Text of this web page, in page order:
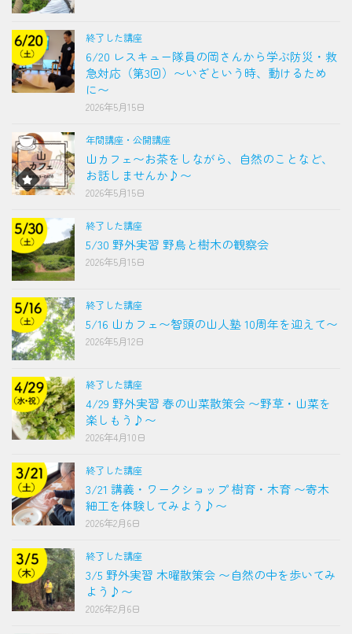
終了した講座
6/20 レスキュー隊員の岡さんから学ぶ防災・救
急対応（第3回）〜いざという時、動けるため
に〜
2026年5月15日
年間講座・公開講座
山カフェ〜お茶をしながら、自然のことなど、
お話しませんか♪〜
2026年5月15日
終了した講座
5/30 野外実習 野鳥と樹木の観察会
2026年5月15日
終了した講座
5/16 山カフェ〜智頭の山人塾 10周年を迎えて〜
2026年5月12日
終了した講座
4/29 野外実習 春の山菜散策会 〜野草・山菜を
楽しもう♪〜
2026年4月10日
終了した講座
3/21 講義・ワークショップ 樹育・木育 〜寄木
細工を体験してみよう♪〜
2026年2月6日
終了した講座
3/5 野外実習 木曜散策会 〜自然の中を歩いてみ
よう♪〜
2026年2月6日